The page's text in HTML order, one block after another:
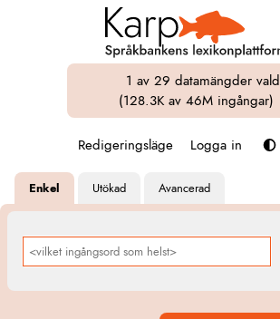
1 av 29 datamängder vald
(128.3K av 46M ingångar)
Redigeringsläge Logga in
Enkel Utökad Avancerad